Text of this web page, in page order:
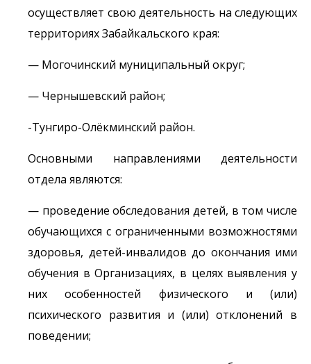
осуществляет свою деятельность на следующих
территориях Забайкальского края:
— Могочинский муниципальный округ;
— Чернышевский район;
-Тунгиро-Олёкминский район.
Основными направлениями деятельности
отдела являются:
— проведение обследования детей, в том числе
обучающихся с ограниченными возможностями
здоровья, детей-инвалидов до окончания ими
обучения в Организациях, в целях выявления у
них особенностей физического и (или)
психического развития и (или) отклонений в
поведении;